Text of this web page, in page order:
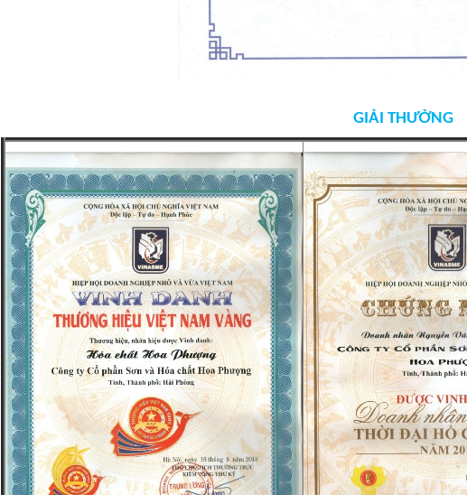
GIẢI THƯỞNG